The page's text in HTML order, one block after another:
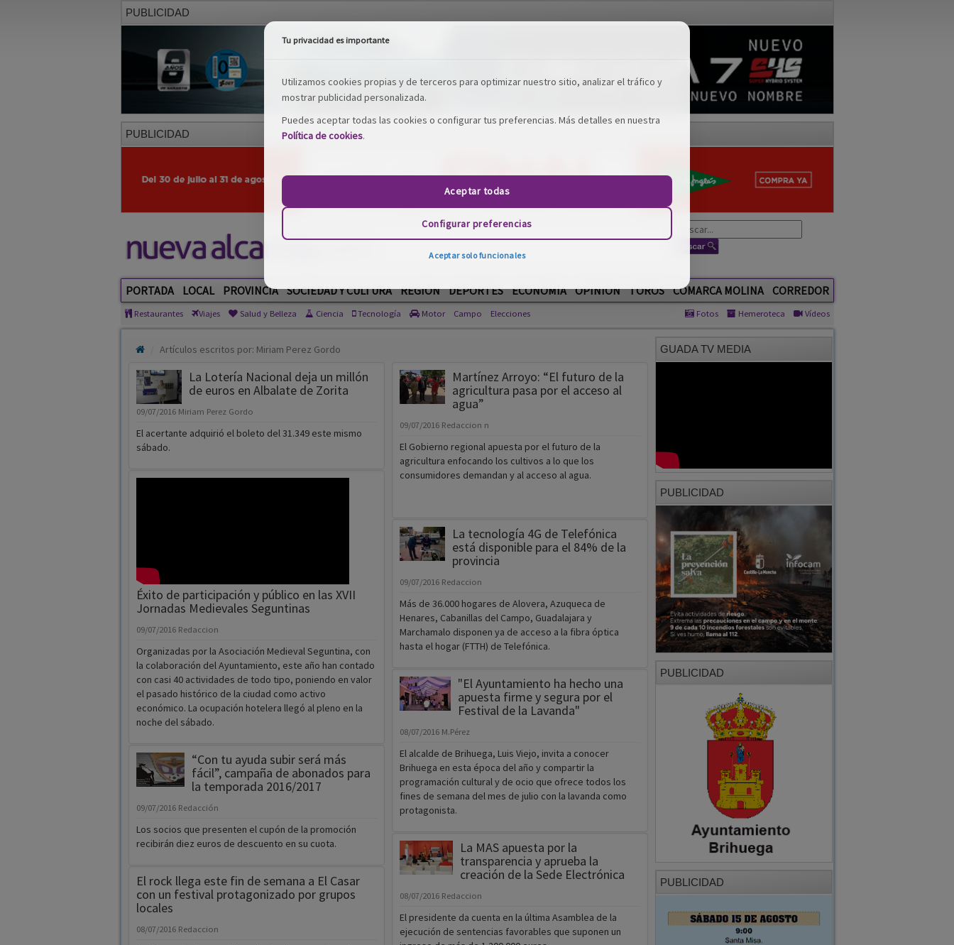
PUBLICIDAD
PUBLICIDAD
PORTADA LOCAL PROVINCIA SOCIEDAD Y CULTURA REGIÓN DEPORTES ECONOMÍA OPINIÓN TOROS COMARCA MOLINA CORREDOR
Restaurantes Viajes Salud y Belleza Motor
Artículos escritos por: Miriam Perez Gordo
La Lotería Nacional deja un millón
El acertante adquirió el boleto del 31.349 este mismo
sábado.
09/07/2016
Organizadas por la Asociación Medieval Seguntina, con
la colaboración del Ayuntamiento, este año han contado
con casi 40 actividades de todo tipo, poniendo en valor
económico. La ocupación hotelera llegó al pleno en la
noche del sábado.
“Con tu ayuda subir será más
fácil”, campaña de abonados para
09/07/2016Redacción
Los socios que presenten el cupón de la promoción
recibirán diez euros de descuento en su cuota.
El rock llega este fin de semana a El Casar
con un festival protagonizado por grupos
08/07/2016Redaccion
Está organizado por el Ayuntamiento, que quiere dar a
conocer el trabajo de los jóvenes del municipio en el
terreno musical.Los conciertos serán en la Plaza de la
Martínez Arroyo: “El futuro de la
09/07/2016Redaccion n
El Gobierno regional apuesta por el futuro de la
agricultura enfocando los cultivos a lo que los
consumidores demandan y al acceso al agua.
La tecnología 4G de Telefónica
09/07/2016 Redaccion
Más de 36.000 hogares de Alovera, Azuqueca de
Henares, Cabanillas del Campo, Guadalajara y
Marchamalo disponen ya de acceso a la fibra óptica
"El Ayuntamiento ha hecho una
apuesta firme y segura por el
08/07/2016M.Pérez
El alcalde de Brihuega, Luis Viejo, invita a conocer
Brihuega en esta época del año y compartir la
programación cultural y de ocio que ofrece todos los
protagonista.
La MAS apuesta por la
08/07/2016 Redaccion
El presidente da cuenta en la última Asamblea de la
ejecución de sentencias favorables que suponen un
ingreso de más de 1.200.000 euros.
GUADA TV MEDIA
PUBLICIDAD
PUBLICIDAD
Tu privacidad es importante
Utilizamos cookies propias y de terceros para optimizar nuestro sitio, analizar el tráfico y
mostrar publicidad personalizada.
Puedes aceptar todas las cookies o configurar tus preferencias. Más detalles en nuestra
Política de cookies.
Aceptar todas
Configurar preferencias
Aceptar solo funcionales